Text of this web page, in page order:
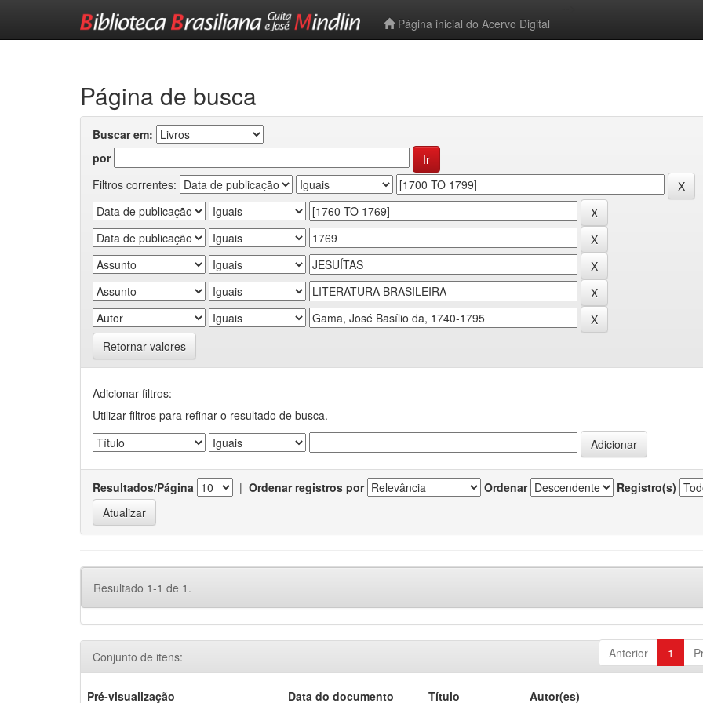
Página inicial do Acervo Digital
Página de busca
Buscar em:
por
Filtros correntes:
Retornar valores
Adicionar filtros:
Utilizar filtros para refinar o resultado de busca.
Resultados/Página | Ordenar registros por Ordenar Registro(s)
Resultado 1-1 de 1.
Anterior 1
Conjunto de itens:
Pré-visualização Data do documento Título Autor(es)